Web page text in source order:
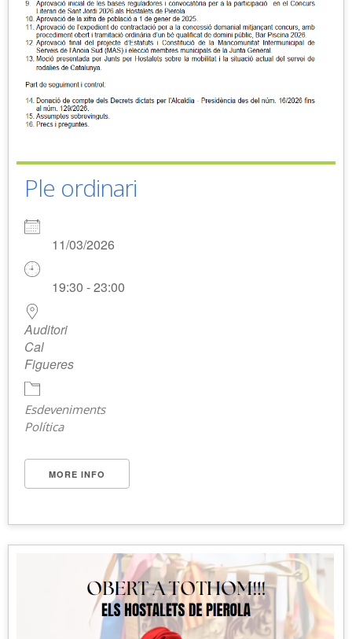
Ple ordinari
11/03/2026
19:30 - 23:00
Auditori
Cal
Figueres
Esdeveniments
Política
MORE INFO